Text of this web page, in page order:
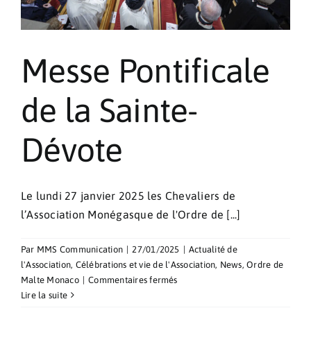
Messe Pontificale
de la Sainte-
Dévote
Le lundi 27 janvier 2025 les Chevaliers de
l’Association Monégasque de l'Ordre de [...]
Par MMS Communication | 27/01/2025 | Actualité de
l'Association, Célébrations et vie de l'Association, News,Ordre de
Malte Monaco | Commentaires ferméssur
Lire la suite